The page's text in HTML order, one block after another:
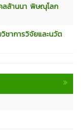
ลล้านนา พิษณุโลก
ชาการวิจัยและนวัต